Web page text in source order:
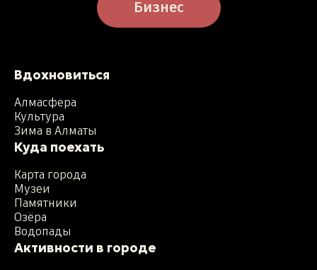
Бизнес
Вдохновиться
Алмасфера
Культура
Зима в Алматы
Куда поехать
Карта города
Музеи
Памятники
Озёра
Водопады
Активности в городе